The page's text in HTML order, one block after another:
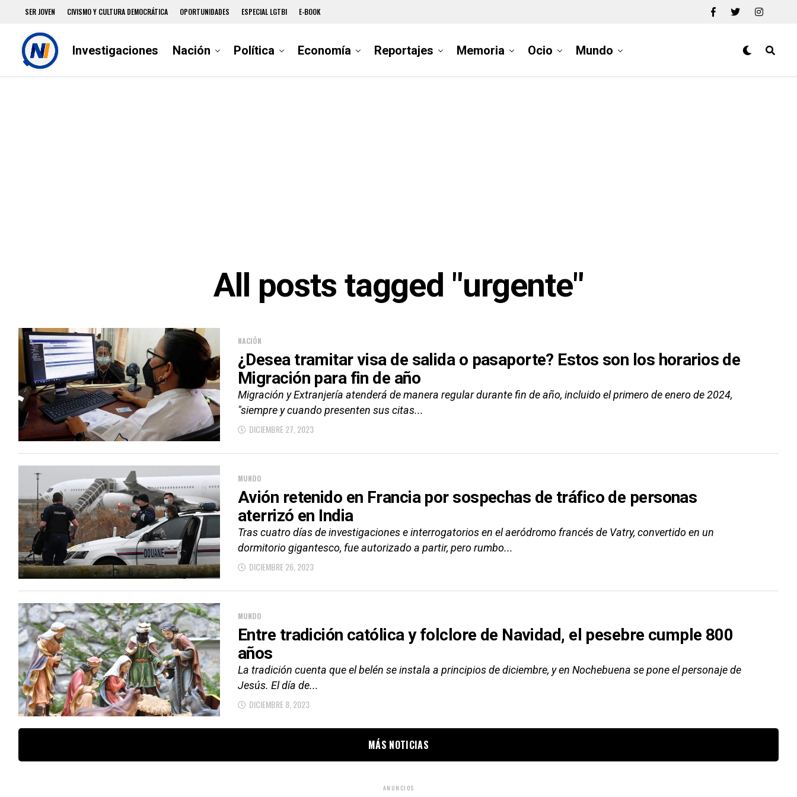
SER JOVEN CIVISMO Y CULTURA DEMOCRÁTICA OPORTUNIDADES ESPECIAL LGTBI E-BOOK
Investigaciones Nación Política Economía Reportajes Memoria Ocio Mundo
All posts tagged "urgente"
NACIÓN
¿Desea tramitar visa de salida o pasaporte? Estos son los horarios de
Migración para fin de año
Migración y Extranjería atenderá de manera regular durante fin de año, incluido el primero de enero de 2024,
"siempre y cuando presenten sus citas...
DICIEMBRE 27, 2023
MUNDO
Avión retenido en Francia por sospechas de tráfico de personas
aterrizó en India
Tras cuatro días de investigaciones e interrogatorios en el aeródromo francés de Vatry, convertido en un
dormitorio gigantesco, fue autorizado a partir, pero rumbo...
DICIEMBRE 26, 2023
MUNDO
Entre tradición católica y folclore de Navidad, el pesebre cumple 800
años
La tradición cuenta que el belén se instala a principios de diciembre, y en Nochebuena se pone el personaje de
Jesús. El día de...
DICIEMBRE 8, 2023
MÁS NOTICIAS
ANUNCIOS